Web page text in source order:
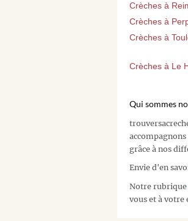
Crèches à
Crèches à
Crèches à
Crèches à Le
Qui sommes
grâce à nos
Envie d'en
Notre rubrique
vous et à votre